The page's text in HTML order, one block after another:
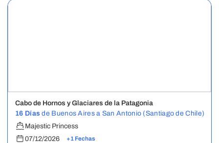
Cabo de Hornos y Glaciares de la Patagonia
16 Días de Buenos Aires a San Antonio (Santiago de Chile)
Majestic Princess
07/12/2026
+1 Fechas